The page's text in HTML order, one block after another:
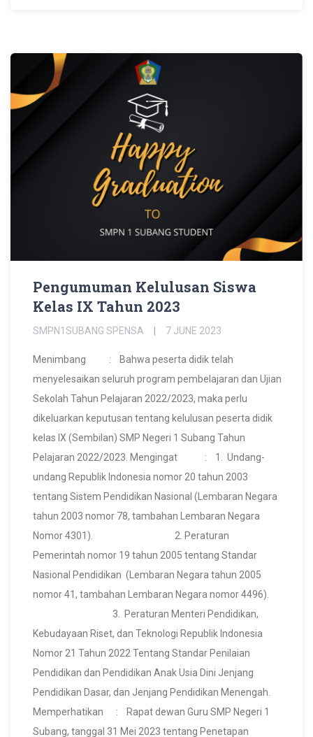
Pengumuman Kelulusan Siswa
Kelas IX Tahun 2023
SMPN1SUBANG SPENSA 7 JUNE 2023
Menimbang : Bahwa peserta didik telah
menyelesaikan seluruh program pembelajaran dan Ujian
Sekolah Tahun Pelajaran 2022/2023, maka perlu
dikeluarkan keputusan tentang kelulusan peserta didik
kelas IX (Sembilan) SMP Negeri 1 Subang Tahun
Pelajaran 2022/2023. Mengingat : 1. Undang-
undang Republik Indonesia nomor 20 tahun 2003
tentang Sistem Pendidikan Nasional (Lembaran Negara
tahun 2003 nomor 78, tambahan Lembaran Negara
Nomor 4301). 2. Peraturan
Pemerintah nomor 19 tahun 2005 tentang Standar
Nasional Pendidikan (Lembaran Negara tahun 2005
nomor 41, tambahan Lembaran Negara nomor 4496).
3. Peraturan Menteri Pendidikan,
Kebudayaan Riset, dan Teknologi Republik Indonesia
Nomor 21 Tahun 2022 Tentang Standar Penilaian
Pendidikan dan Pendidikan Anak Usia Dini Jenjang
Pendidikan Dasar, dan Jenjang Pendidikan Menengah.
Memperhatikan : Rapat dewan Guru SMP Negeri 1
Subang, tanggal 31 Mei 2023 tentang Penetapan